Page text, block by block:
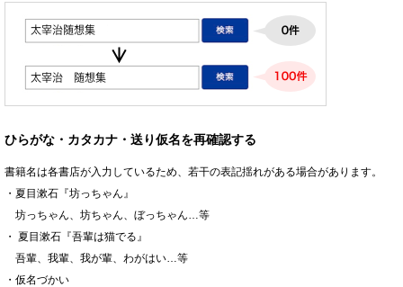
ひらがな・カタカナ・送り仮名を再確認する
書籍名は各書店が入力しているため、若干の表記揺れがある場合があります。
・夏目漱石『坊っちゃん』
坊っちゃん、坊ちゃん、ぼっちゃん…等
・ 夏目漱石『吾輩は猫でる』
吾輩、我輩、我が輩、わがはい…等
・仮名づかい